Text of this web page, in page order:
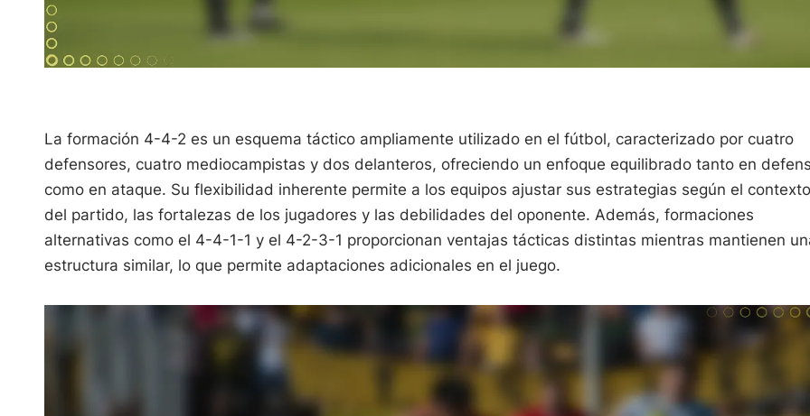
La formación 4-4-2 es un esquema táctico ampliamente utilizado en el fútbol, caracterizado por cuatro
defensores, cuatro mediocampistas y dos delanteros, ofreciendo un enfoque equilibrado tanto en
como en ataque. Su flexibilidad inherente permite a los equipos ajustar sus estrategias según el contexto
del partido, las fortalezas de los jugadores y las debilidades del oponente. Además, formaciones
alternativas como el 4-4-1-1 y el 4-2-3-1 proporcionan ventajas tácticas distintas mientras mantienen
estructura similar, lo que permite adaptaciones adicionales en el juego.